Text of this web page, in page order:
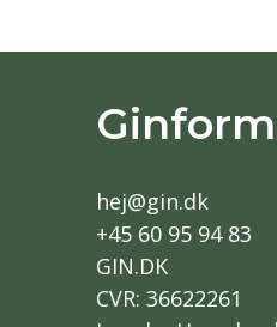
hej@gin.dk
+45 60 95 94 83
GIN.DK
CVR: 36622261